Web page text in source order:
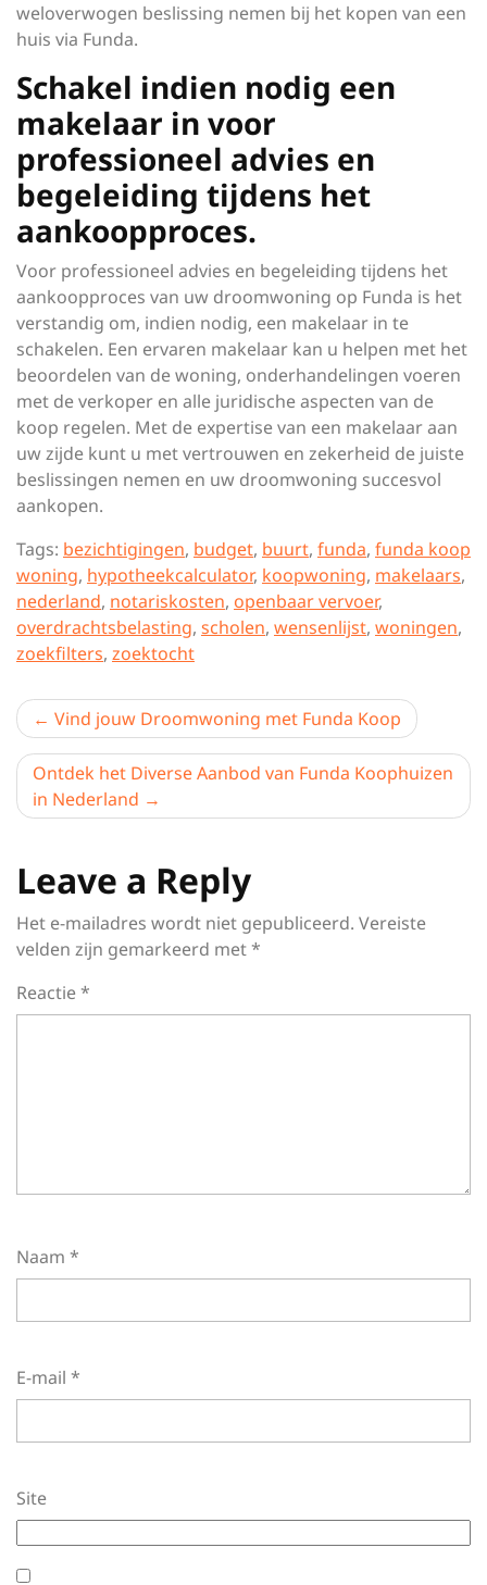
weloverwogen beslissing nemen bij het kopen van een
huis via Funda.
Schakel indien nodig een
makelaar in voor
professioneel advies en
begeleiding tijdens het
aankoopproces.
Voor professioneel advies en begeleiding tijdens het
aankoopproces van uw droomwoning op Funda is het
verstandig om, indien nodig, een makelaar in te
schakelen. Een ervaren makelaar kan u helpen met het
beoordelen van de woning, onderhandelingen voeren
met de verkoper en alle juridische aspecten van de
koop regelen. Met de expertise van een makelaar aan
uw zijde kunt u met vertrouwen en zekerheid de juiste
beslissingen nemen en uw droomwoning succesvol
aankopen.
Tags: bezichtigingen, budget, buurt, funda, funda koop
woning, hypotheekcalculator, koopwoning, makelaars,
nederland, notariskosten, openbaar vervoer,
overdrachtsbelasting, scholen, wensenlijst, woningen,
zoekfilters, zoektocht
Berichtnavigatie
Vind jouw Droomwoning met Funda Koop
Ontdek het Diverse Aanbod van Funda Koophuizen
in Nederland
Leave a Reply
Het e-mailadres wordt niet gepubliceerd. Vereiste
velden zijn gemarkeerd met*
Reactie*
Naam *
E-mail *
Site